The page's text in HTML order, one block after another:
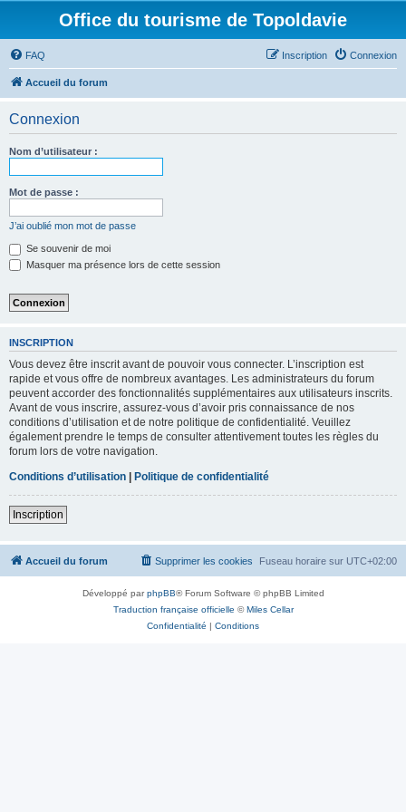
Office du tourisme de Topoldavie
FAQ Connexion
Inscription
Accueil du forum
Connexion
Nom d’utilisateur :
Mot de passe :
J’ai oublié mon mot de passe
Se souvenir de moi
Masquer ma présence lors de cette session
INSCRIPTION
Vous devez être inscrit avant de pouvoir vous connecter. L’inscription est
rapide et vous offre de nombreux avantages. Les administrateurs du forum
peuvent accorder des fonctionnalités supplémentaires aux utilisateurs inscrits.
Avant de vous inscrire, assurez-vous d’avoir pris connaissance de nos
conditions d’utilisation et de notre politique de confidentialité. Veuillez
également prendre le temps de consulter attentivement toutes les règles du
forum lors de votre navigation.
Conditions d’utilisation | Politique de confidentialité
Inscription
Accueil du forum Fuseau horaire sur UTC+02:00
Supprimer les cookies
Développé parphpBB® Forum Software © phpBB Limited
Traduction française officielle ©Miles Cellar
Confidentialité | Conditions